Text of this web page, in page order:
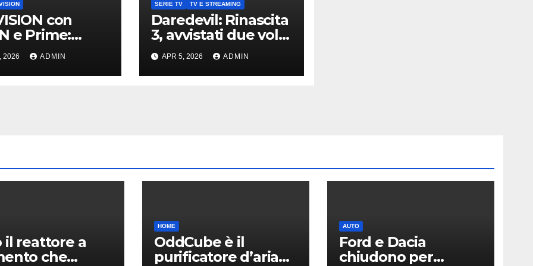
con
e Prime:
promo per
TIM
2026 ADMIN
SERIE TV
TV E STREAMING
Daredevil: Rinascita
3, avvistati due volti
noti sul set di New
York
APR 5, 2026 ADMIN
il reattore a
che
HOME
OddCube è il
purificatore d’aria
AUTO
Ford e Dacia
chiudono per